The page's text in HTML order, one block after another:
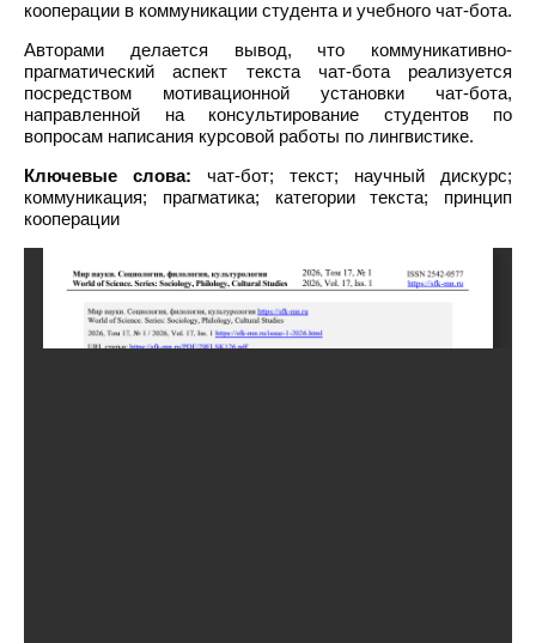
кооперации в коммуникации студента и учебного чат-бота.
Авторами делается вывод, что коммуникативно-
прагматический аспект текста чат-бота реализуется
посредством мотивационной установки чат-бота,
направленной на консультирование студентов по
вопросам написания курсовой работы по лингвистике.
Ключевые слова: чат-бот; текст; научный дискурс;
коммуникация; прагматика; категории текста; принцип
кооперации